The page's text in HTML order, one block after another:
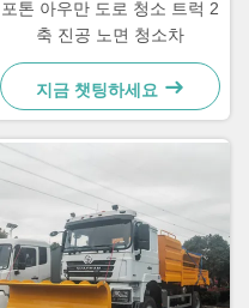
포톤 아우만 도로 청소 트럭 2
축 진공 노면 청소차
지금 챗팅하세요